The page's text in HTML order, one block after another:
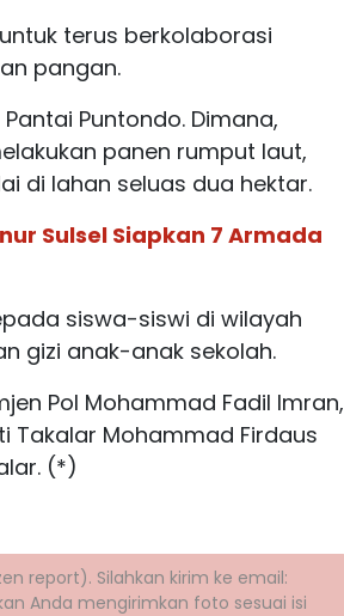
terus berkolaborasi
pangan.
Puntondo. Dimana,
panen rumput laut,
di lahan seluas dua hektar.
Sulsel Siapkan 7 Armada
siswa-siswi di wilayah
gizi anak-anak sekolah.
Pol Mohammad Fadil Imran,
Takalar Mohammad Firdaus
(*)
report). Silahkan kirim ke email:
Anda mengirimkan foto sesuai isi